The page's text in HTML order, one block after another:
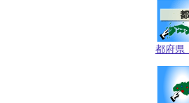
都府県